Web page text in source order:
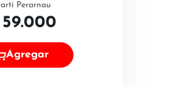
Perarnau
59.000
Agregar